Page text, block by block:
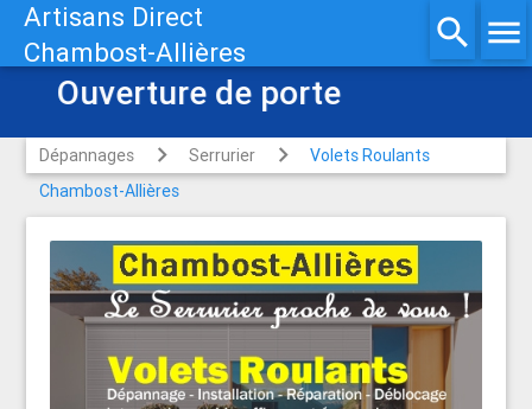
Artisans Direct
Chambost-Allières
search menu
Ouverture de porte
Dépannages Serrurier
Volets Roulants
Chambost-Allières